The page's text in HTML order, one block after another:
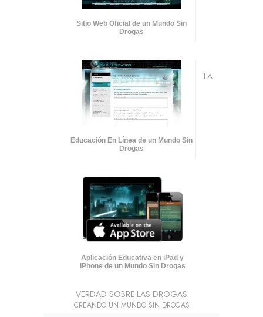
Sitio Web Oficial de un Mundo Sin
Drogas
Educación En Línea de un Mundo Sin
Drogas
Aplicación Educativa en iPad y
iPhone de un Mundo Sin Drogas
LA
VERDAD SOBRE LAS DROGAS
CREANDO UN MUNDO SIN DROGAS